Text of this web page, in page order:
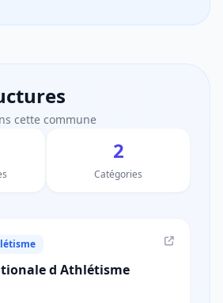
cette commune
2
Catégories
d Athlétisme